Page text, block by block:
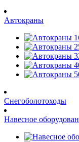
Автокраны
Снегоболотоходы
Навесное